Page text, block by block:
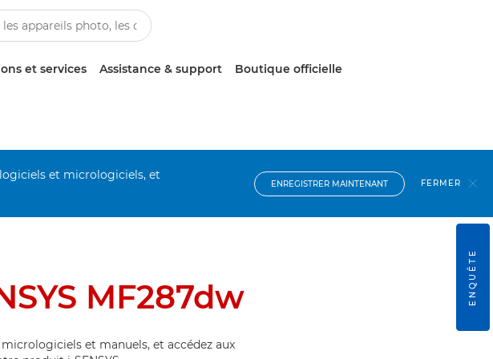
et services Assistance & support Boutique officielle
et micrologiciels, et
ENREGISTRER MAINTENANT FERMER
MF287dw
et manuels, et accédez aux
ENQUÊTE